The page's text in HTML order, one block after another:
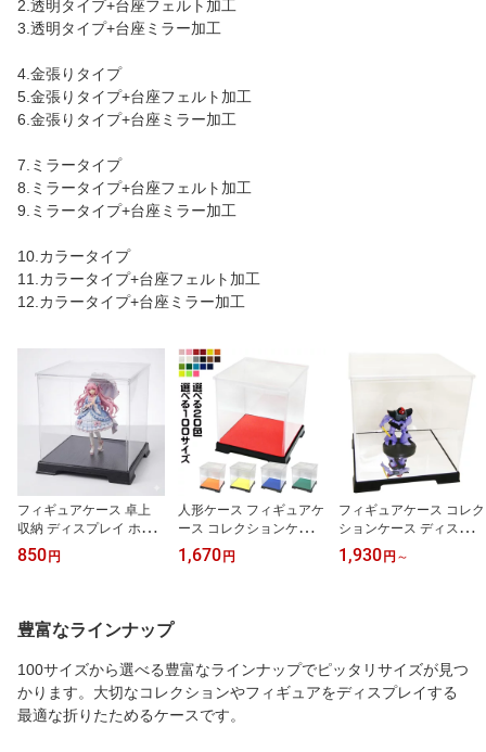
2.透明タイプ+台座フェルト加工
3.透明タイプ+台座ミラー加工
4.金張りタイプ
5.金張りタイプ+台座フェルト加工
6.金張りタイプ+台座ミラー加工
7.ミラータイプ
8.ミラータイプ+台座フェルト加工
9.ミラータイプ+台座ミラー加工
10.カラータイプ
11.カラータイプ+台座フェルト加工
12.カラータイプ+台座ミラー加工
フィギュアケース 卓上
収納 ディスプレイ ホビ
ー プラスチック コンパ
クト 幅12cm 奥行12cm
フラワーケース ミニカー
ケース フィギュア 透明
式 持ち運び 軽量 H12cm
D12cm H8cm
850 円
人形ケース フィギュアケ
ース コレクションケース
台座フェルト 幅12cm×奥
行12cm×高08cm フェル
運び ミニカー 趣味 ホコ
リ除け フェアリーランド
1,670 円
フィギュアケース コレク
ションケース ディスプレ
イケース ショーケース
人形ケース 卓上 台座ミ
プラモデル 選べる100サ
イズ 1セット
1,930 円 ～
豊富なラインナップ
100サイズから選べる豊富なラインナップでピッタリサイズが見つ
かります。大切なコレクションやフィギュアをディスプレイする
最適な折りたためるケースです。